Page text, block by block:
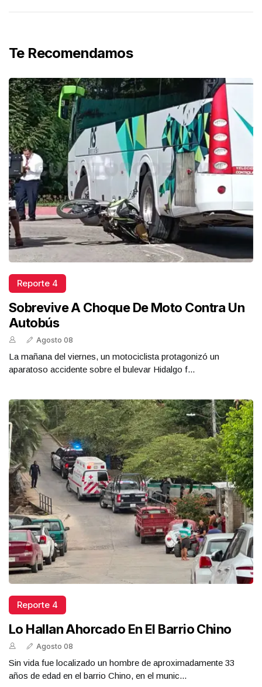
Te Recomendamos
Reporte 4
Sobrevive A Choque De Moto Contra Un
Autobús
Agosto 08
La mañana del viernes, un motociclista protagonizó un
aparatoso accidente sobre el bulevar Hidalgo f...
Reporte 4
Lo Hallan Ahorcado En El Barrio Chino
Agosto 08
Sin vida fue localizado un hombre de aproximadamente 33
años de edad en el barrio Chino, en el munic...